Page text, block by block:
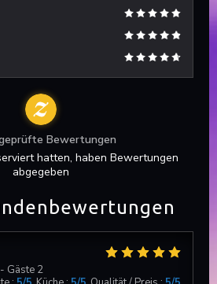
Gäste 2
Bewertungen
hatten, haben Bewertungen
abgegeben